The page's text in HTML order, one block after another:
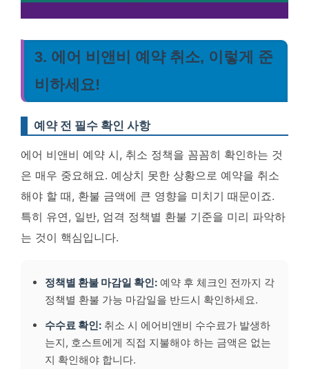
3. 에어 비앤비 예약 취소, 이렇게 준
비하세요!
예약 전 필수 확인 사항
에어 비앤비 예약 시, 취소 정책을 꼼꼼히 확인하는 것
은 매우 중요해요. 예상치 못한 상황으로 예약을 취소
해야 할 때, 환불 금액에 큰 영향을 미치기 때문이죠.
특히 유연, 일반, 엄격 정책별 환불 기준을 미리 파악하
는 것이 핵심입니다.
정책별 환불 마감일 확인: 예약 후 체크인 전까지 각
정책별 환불 가능 마감일을 반드시 확인하세요.
수수료 확인: 취소 시 에어비앤비 수수료가 발생하
는지, 호스트에게 직접 지불해야 하는 금액은 없는
지 확인해야 합니다.